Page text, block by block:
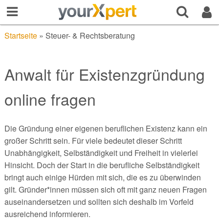
Startseite» Steuer- & Rechtsberatung
Anwalt für Existenzgründung
online fragen
Die Gründung einer eigenen beruflichen Existenz kann ein
großer Schritt sein. Für viele bedeutet dieser Schritt
Unabhängigkeit, Selbständigkeit und Freiheit in vielerlei
Hinsicht. Doch der Start in die berufliche Selbständigkeit
bringt auch einige Hürden mit sich, die es zu überwinden
gilt. Gründer*innen müssen sich oft mit ganz neuen Fragen
auseinandersetzen und sollten sich deshalb im Vorfeld
ausreichend informieren.